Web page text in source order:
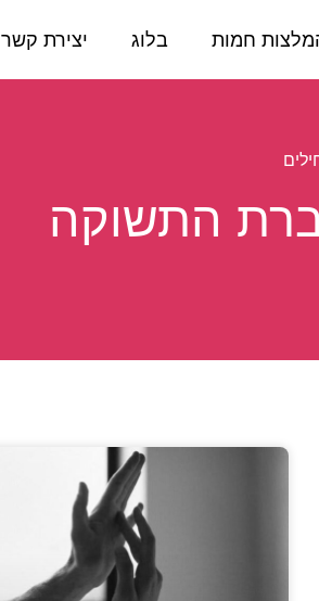
חמות בלוג יצירת קשר
התשוקה